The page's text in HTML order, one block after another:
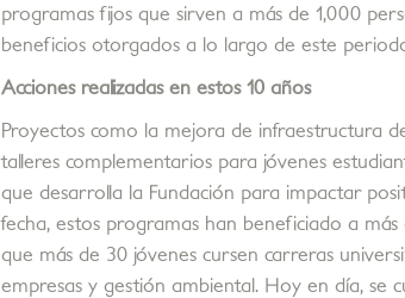
programas fijos que sirven a más de 1,000
beneficios otorgados a lo largo de este
Acciones realizadas en estos 10 años
Proyectos como la mejora de infraestructura
talleres complementarios para jóvenes
que desarrolla la Fundación para impactar
fecha, estos programas han beneficiado a
que más de 30 jóvenes cursen carreras
empresas y gestión ambiental. Hoy en día, se